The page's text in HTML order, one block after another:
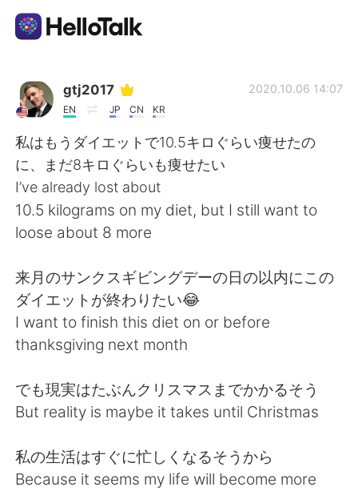
Appli d'échange linguistique
Français
English
繁體中文 Español
العربية Deutsch
Русский ไทย
Türkçe Tiếng Việt
gtj2017
EN JP CN KR
2020.10.06 14:07
私はもうダイエットで10.5キロぐらい痩せたの
に、まだ8キロぐらいも痩せたい
I’ve already lost about
10.5 kilograms on my diet, but I still want to
loose about 8 more
来月のサンクスギビングデーの日の以内にこの
ダイエットが終わりたい😂
I want to finish this diet on or before
thanksgiving next month
でも現実はたぶんクリスマスまでかかるそう
But reality is maybe it takes until Christmas
私の生活はすぐに忙しくなるそうから
Because it seems my life will become more